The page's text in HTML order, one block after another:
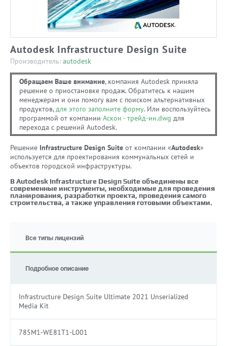
Autodesk Infrastructure Design Suite
Производитель: autodesk
Обращаем Ваше внимание, компания Autodesk приняла
решение о приостановке продаж. Обратитесь к нашим
менеджерам и они помогу вам с поиском альтернативных
продуктов,для этого заполните форму. Или воспользуйтесь
программой от компании Аскон - трейд-ин.dwg для
перехода с решений Autodesk.
Решение Infrastructure Design Suite от компании «Autodesk»
используется для проектирования коммунальных сетей и
объектов городской инфраструктуры.
В Autodesk Infrastructure Design Suite объединены все
современные инструменты, необходимые для проведения
планирования, разработки проекта, проведения самого
строительства, а также управления готовыми объектами.
Все типы лицензий
Подробное описание
Infrastructure Design Suite Ultimate 2021 Unserialized
Media Kit
785M1-WE81T1-L001